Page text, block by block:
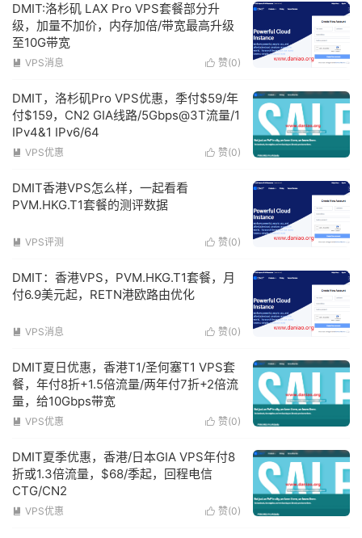
DMIT:洛杉矶 LAX Pro VPS套餐部分升
级，加量不加价，内存加倍/带宽最高升级
至10G带宽
 赞(0)
 VPS消息
DMIT，洛杉矶Pro VPS优惠，季付$59/年
付$159，CN2 GIA线路/5Gbps@3T流量/1
IPv4&1 IPv6/64
 赞(0)
 VPS优惠
DMIT香港VPS怎么样，一起看看
PVM.HKG.T1套餐的测评数据
 赞(0)
 VPS评测
DMIT：香港VPS，PVM.HKG.T1套餐，月
付6.9美元起，RETN港欧路由优化
 赞(0)
 VPS消息
DMIT夏日优惠，香港T1/圣何塞T1 VPS套
餐，年付8折+1.5倍流量/两年付7折+2倍流
量，给10Gbps带宽
 赞(0)
 VPS优惠
DMIT夏季优惠，香港/日本GIA VPS年付8
折或1.3倍流量，$68/季起，回程电信
CTG/CN2
 赞(0)
 VPS优惠